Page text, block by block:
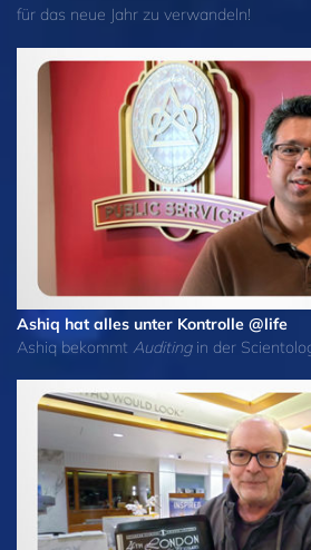
für das neue Jahr zu verwandeln!
Ashiq hat alles unter Kontrolle @life
Ashiq bekommt Auditingin der